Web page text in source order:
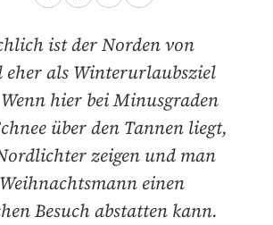
ist der Norden von
als Winterurlaubsziel
hier bei Minusgraden
über den Tannen liegt,
zeigen und man
einen
Besuch abstatten kann.